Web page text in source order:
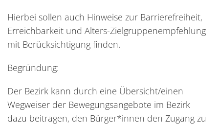
Hierbei sollen auch Hinweise zur Barrierefreiheit,
Erreichbarkeit und Alters-Zielgruppenempfehlung
mit Berücksichtigung finden.
Begründung:
Der Bezirk kann durch eine Übersicht/einen
Wegweiser der Bewegungsangebote im Bezirk
dazu beitragen, den Bürger*innen den Zugang zu